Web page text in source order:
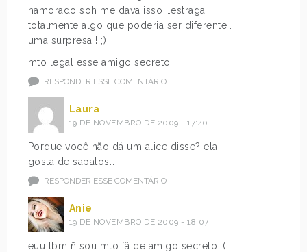
namorado soh me dava isso …estraga
totalmente algo que poderia ser diferente..
uma surpresa ! ;)
mto legal esse amigo secreto
RESPONDER ESSE COMENTÁRIO
Laura
19 DE NOVEMBRO DE 2009 - 17:40
Porque você não dá um alice disse? ela
gosta de sapatos…
RESPONDER ESSE COMENTÁRIO
Anie
19 DE NOVEMBRO DE 2009 - 18:07
euu tbm ñ sou mto fã de amigo secreto :(